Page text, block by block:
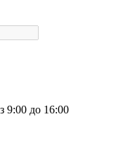
до 16:00